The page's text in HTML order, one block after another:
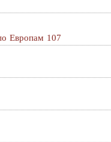
Европам 107